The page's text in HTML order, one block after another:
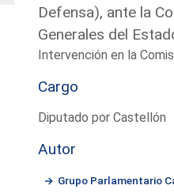
Defensa), ante la
Generales del
Intervención en la
Cargo
Diputado por Castellón
Autor
Grupo Parlamentario